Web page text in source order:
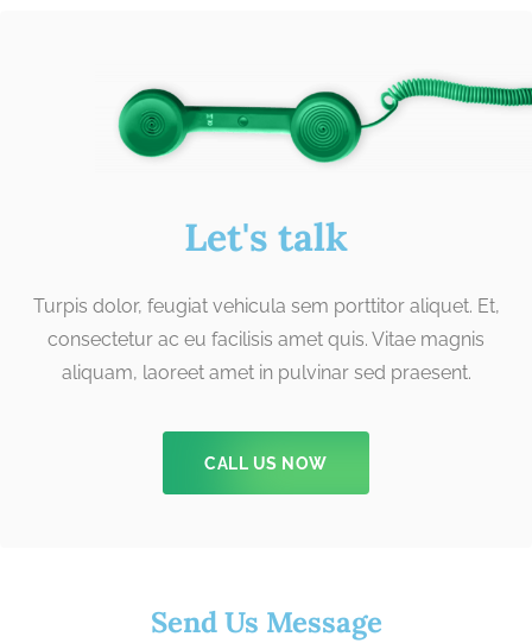
Let's talk
Turpis dolor, feugiat vehicula sem porttitor aliquet. Et,
consectetur ac eu facilisis amet quis. Vitae magnis
aliquam, laoreet amet in pulvinar sed praesent.
CALL US NOW
Send Us Message